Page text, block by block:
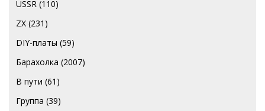
USSR (110)
ZX (231)
DIY-платы (59)
Барахолка (2007)
В пути (61)
Группа (39)